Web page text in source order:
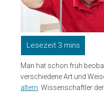
Man hat schon früh
verschiedene Art und
altern . Wissenschaftler